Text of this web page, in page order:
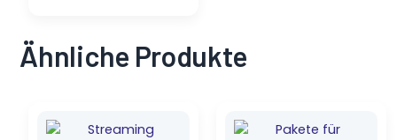
Ähnliche Produkte
Preis
Preis
Produkt